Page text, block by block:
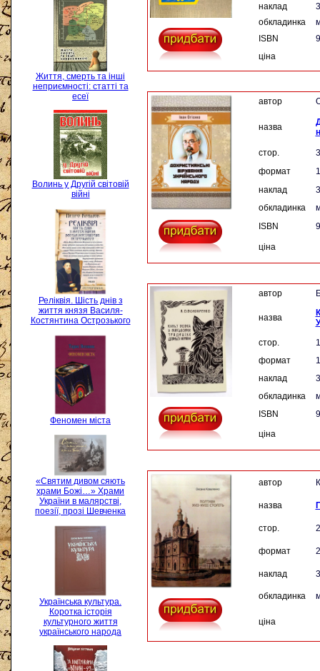
Життя, смерть та інші
неприємності: статті та
есеї
Волинь у Другій світовій
війні
Реліквія. Шість днів з
життя князя Василя-
Костянтина Острозького
Феномен міста
«Святим дивом сяють
храми Божі…» Храми
України в малярстві,
поезії, прозі Шевченка
Українська культура.
Коротка історія
культурного життя
українського народа
наклад
обкладинка
ISBN
ціна
автор
назва
стор.
формат
наклад
обкладинка
ISBN
ціна
автор
назва
стор.
формат
наклад
обкладинка
ISBN
ціна
автор
назва
стор.
формат
наклад
обкладинка
ціна